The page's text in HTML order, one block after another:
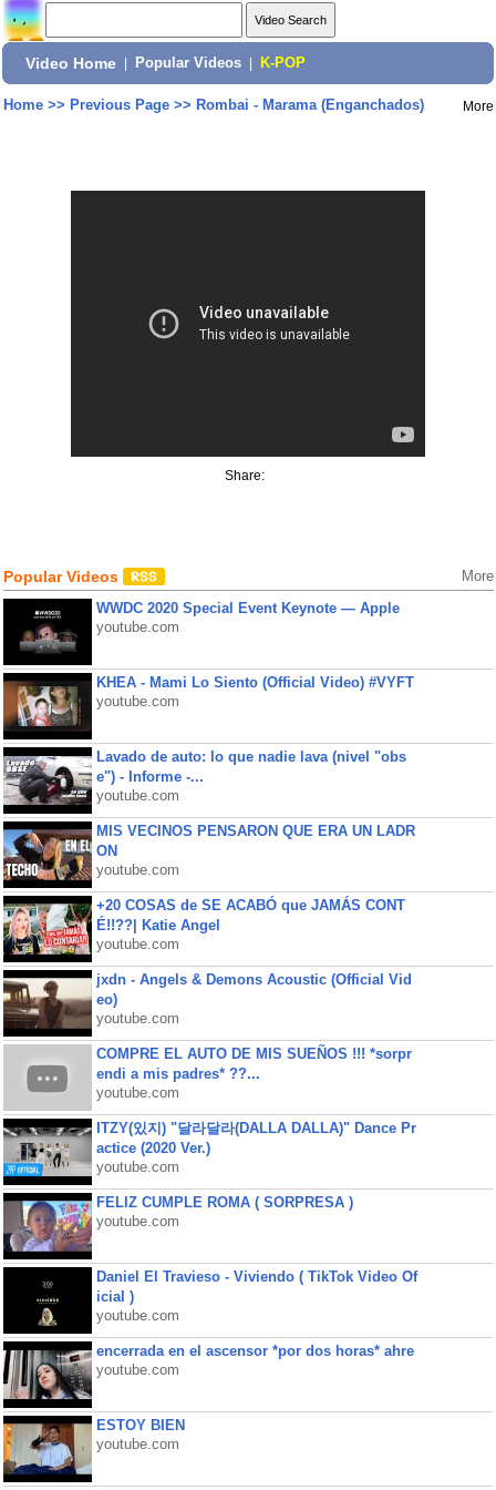
Video Home Popular Videos K-POP
Home>> Previous Page>> Rombai - Marama (Enganchados) More
Share:
Popular Videos More
WWDC 2020 Special Event Keynote — Apple
youtube.com
KHEA - Mami Lo Siento (Official Video) #VYFT
youtube.com
Lavado de auto: lo que nadie lava (nivel "obs
e") - Informe -...
youtube.com
MIS VECINOS PENSARON QUE ERA UN LADR
ON
youtube.com
+20 COSAS de SE ACABÓ que JAMÁS CONT
É!!??| Katie Angel
youtube.com
jxdn - Angels & Demons Acoustic (Official Vid
eo)
youtube.com
COMPRE EL AUTO DE MIS SUEÑOS !!! *sorpr
endi a mis padres* ??...
youtube.com
ITZY(있지) "달라달라(DALLA DALLA)" Dance Pr
actice (2020 Ver.)
youtube.com
FELIZ CUMPLE ROMA ( SORPRESA )
youtube.com
Daniel El Travieso - Viviendo ( TikTok Video Of
icial )
youtube.com
encerrada en el ascensor *por dos horas* ahre
youtube.com
ESTOY BIEN
youtube.com